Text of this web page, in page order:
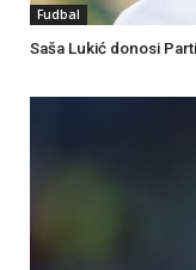
Fudbal
Saša Lukić donosi